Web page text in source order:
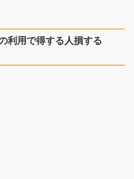
利用で得する人損する